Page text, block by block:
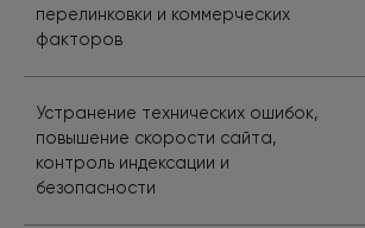
перелинковки и коммерческих
факторов
Устранение технических ошибок,
повышение скорости сайта,
контроль индексации и
безопасности